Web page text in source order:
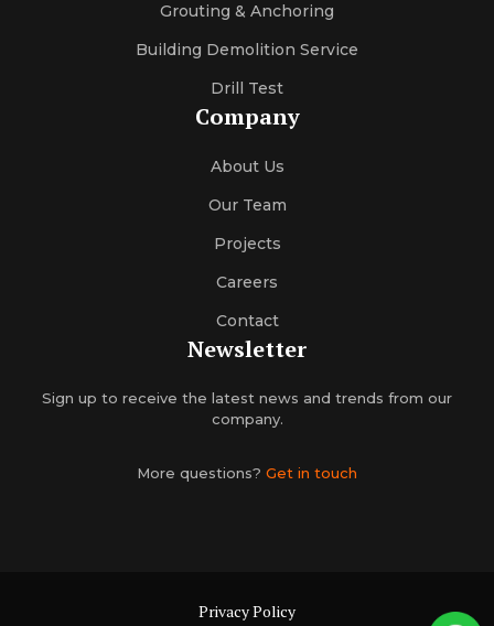
Grouting & Anchoring
Building Demolition Service
Drill Test
Company
About Us
Our Team
Projects
Careers
Contact
Newsletter
Sign up to receive the latest news and trends from our
company.
More questions? Get in touch
Privacy Policy